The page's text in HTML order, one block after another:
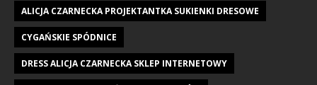
ALICJA CZARNECKA PROJEKTANTKA SUKIENKI DRESOWE
CYGAŃSKIE SPÓDNICE
DRESS ALICJA CZARNECKA SKLEP INTERNETOWY